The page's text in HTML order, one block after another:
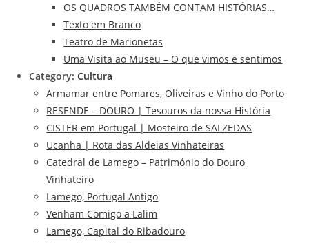
OS QUADROS TAMBÉM CONTAM HISTÓRIAS…
Texto em Branco
Teatro de Marionetas
Uma Visita ao Museu – O que vimos e sentimos
Category:Cultura
Armamar entre Pomares, Oliveiras e Vinho do Porto
RESENDE – DOURO | Tesouros da nossa História
CISTER em Portugal | Mosteiro de SALZEDAS
Ucanha | Rota das Aldeias Vinhateiras
Catedral de Lamego – Património do Douro
Vinhateiro
Lamego, Portugal Antigo
Venham Comigo a Lalim
Lamego, Capital do Ribadouro